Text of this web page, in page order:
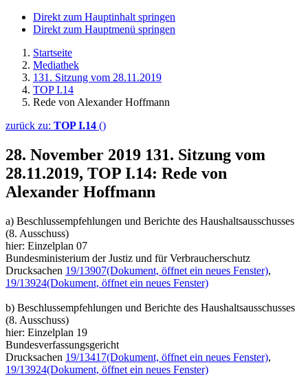
Direkt zum Hauptinhalt springen
Direkt zum Hauptmenü springen
Startseite
Mediathek
131. Sitzung vom 28.11.2019
TOP I.14
Rede von Alexander Hoffmann
zurück zu: TOP I.14 ()
28. November 2019 131. Sitzung vom
28.11.2019, TOP I.14: Rede von
Alexander Hoffmann
a) Beschlussempfehlungen und Berichte des Haushaltsausschusses
(8. Ausschuss)
hier: Einzelplan 07
Bundesministerium der Justiz und für Verbraucherschutz
Drucksachen 19/13907(Dokument, öffnet ein neues Fenster),
19/13924(Dokument, öffnet ein neues Fenster)
b) Beschlussempfehlungen und Berichte des Haushaltsausschusses
(8. Ausschuss)
hier: Einzelplan 19
Bundesverfassungsgericht
Drucksachen 19/13417(Dokument, öffnet ein neues Fenster),
19/13924(Dokument, öffnet ein neues Fenster)